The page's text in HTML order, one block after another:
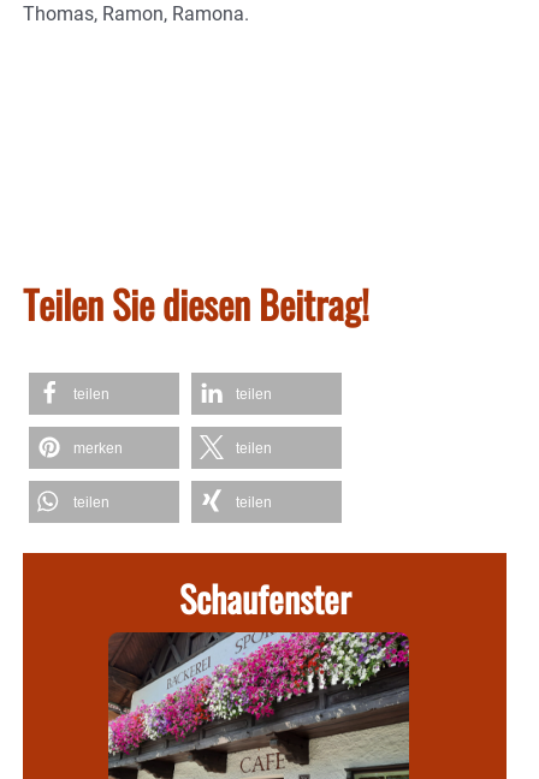
Thomas, Ramon, Ramona.
Teilen Sie diesen Beitrag!
teilen teilen
merken teilen
teilen teilen
Schaufenster